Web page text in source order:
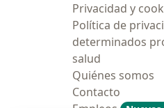
Privacidad y
Política de
determinados
salud
Quiénes somos
Contacto